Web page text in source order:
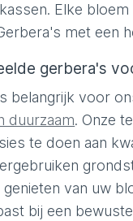
Elke
met een
gerbera's
belangrijk voor
duurzaam. Onze
te doen aan
van uw
bij een